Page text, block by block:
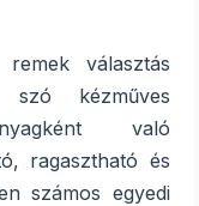
választás
szó kézműves
való
ragasztható és
számos egyedi